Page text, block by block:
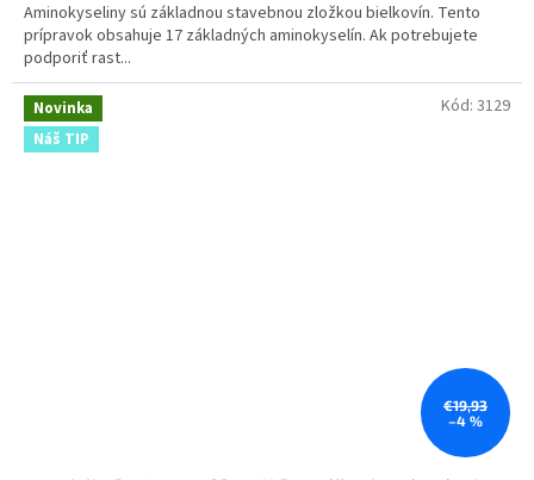
Aminokyseliny sú základnou stavebnou zložkou bielkovín. Tento
prípravok obsahuje 17 základných aminokyselín. Ak potrebujete
podporiť rast...
Novinka
Náš TIP
€19,93
–4 %
Kód: 3129